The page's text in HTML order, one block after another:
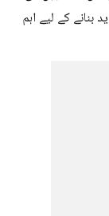
کے لیے اہم